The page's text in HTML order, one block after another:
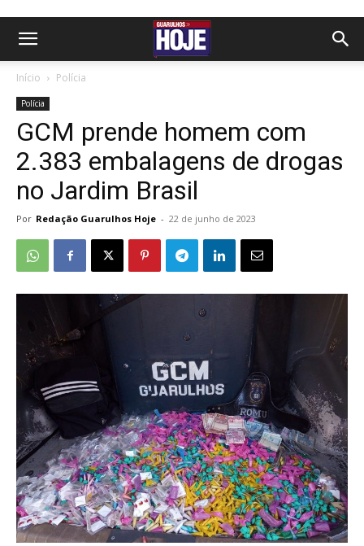
Início Polícia
Polícia
GCM prende homem com
2.383 embalagens de drogas
no Jardim Brasil
Por Redação Guarulhos Hoje - 22 de junho de 2023